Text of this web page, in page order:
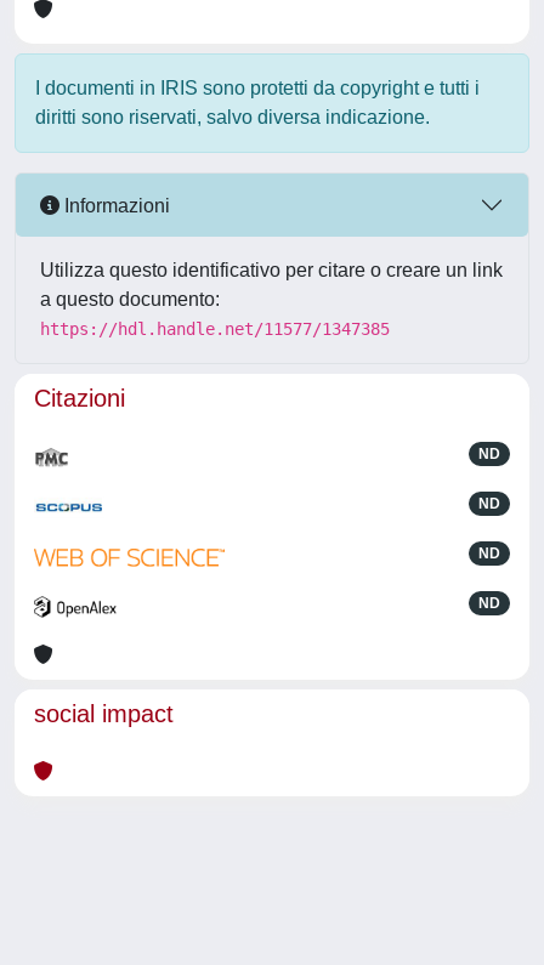
I documenti in IRIS sono protetti da copyright e tutti i
diritti sono riservati, salvo diversa indicazione.
Informazioni
Utilizza questo identificativo per citare o creare un link
a questo documento:
https://hdl.handle.net/11577/1347385
Citazioni
ND
ND
ND
ND
social impact